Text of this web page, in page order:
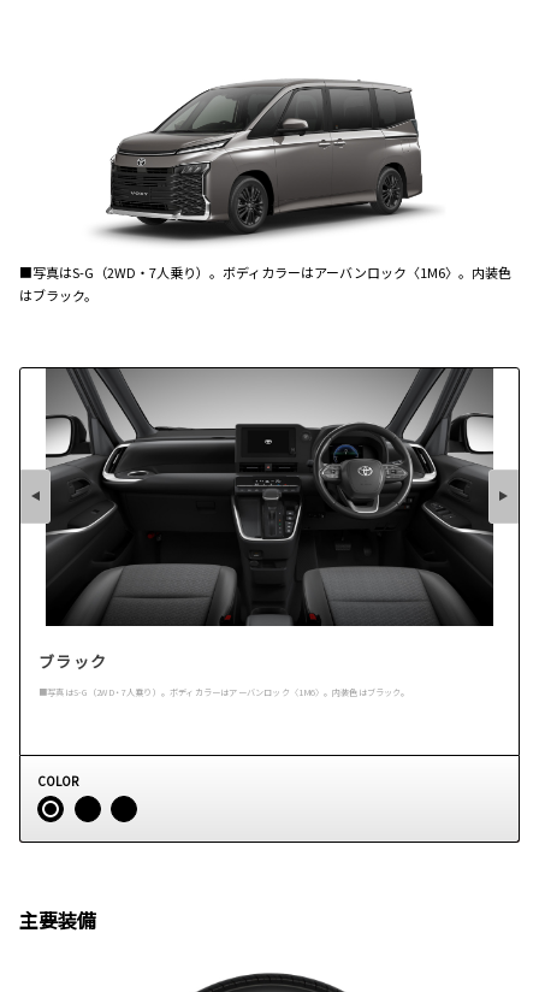
■写真はS-G （2WD ・ 7人乗り）。ボディカラーはアーバンロック 〈1M6〉 。内装色
はブラック。
ブラック
■写真はS-G（2WD・7人乗り）。ボディカラーはアーバンロック〈1M6〉。内装色はブラック。
COLOR
主要装備